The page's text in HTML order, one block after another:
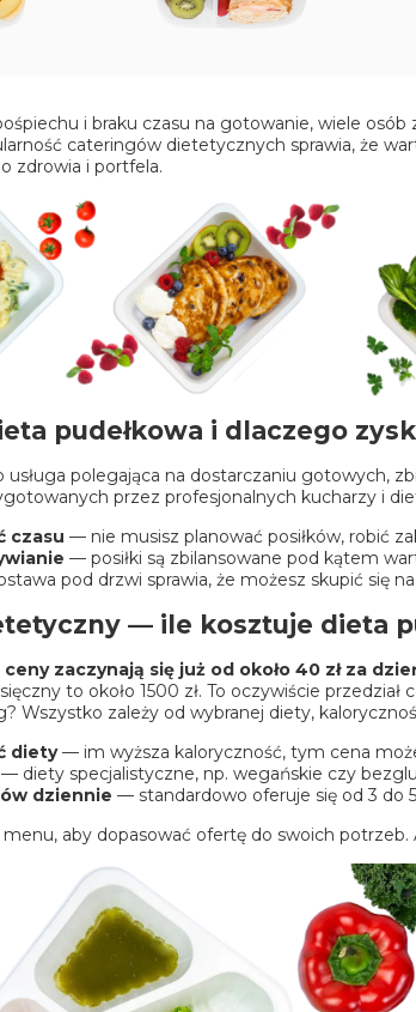
i braku czasu na gotowanie, wiele osób
cateringów dietetycznych sprawia, że
zdrowia i portfela.
pudełkowa i dlaczego
usługa polegająca na dostarczaniu gotowych,
przez profesjonalnych kucharzy i
czasu — nie musisz planować posiłków, robić
— posiłki są zbilansowane pod kątem
pod drzwi sprawia, że możesz skupić się
— ile kosztuje dieta
ceny zaczynają się już od około 40 zł za
to około 1500 zł. To oczywiście przedział
Wszystko zależy od wybranej diety,
diety— im wyższa kaloryczność, tym cena
diety specjalistyczne, np. wegańskie czy
dziennie — standardowo oferuje się od 3 do 5
menu, aby dopasować ofertę do swoich potrzeb.